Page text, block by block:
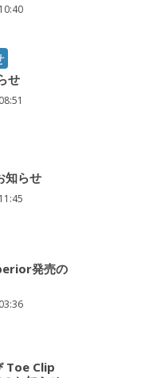
せ
らせ
発売の
Toe Clip